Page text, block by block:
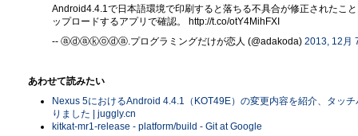
Android4.4.1で日本語環境で印刷すると落ちる不具合が修正されたこ
ップロードするアプリで確認。 http://t.co/otY4MihFXI
-- ⓐⓓⓐⓚⓞⓓⓐ.プログラミングだけが恋人 (@adakoda) 2013, 12月
あわせて読みたい
Nexus 5におけるAndroid 4.4.1（KOT49E）の変更内容を紹介、タッ
りました | juggly.cn
kitkat-mr1-release - platform/build - Git at Google